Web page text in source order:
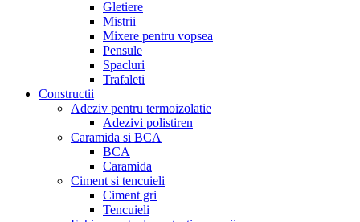
Gletiere
Mistrii
Mixere pentru vopsea
Pensule
Spacluri
Trafaleti
Constructii
Adeziv pentru termoizolatie
Adezivi polistiren
Caramida si BCA
BCA
Caramida
Ciment si tencuieli
Ciment gri
Tencuieli